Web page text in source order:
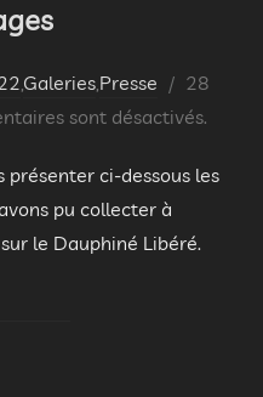
,Galeries,Presse
Publié
le
28
sont désactivés.
présenter ci-dessous les
pu collecter à
le Dauphiné Libéré.